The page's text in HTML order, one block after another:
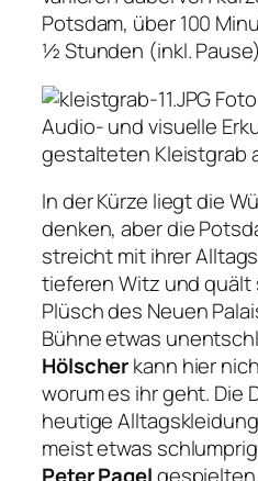
Potsdam, über 100
½ Stunden (inkl.
Audio- und visuelle
gestalteten Kleistgrab
In der Kürze liegt die
denken, aber die
streicht mit ihrer
tieferen Witz und quält
Plüsch des Neuen
Bühne etwas
Hölscherkann hier
worum es ihr geht. Die
heutige
meist etwas